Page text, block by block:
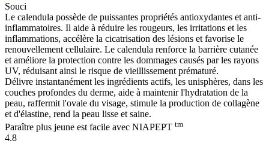
Souci
Le calendula possède de puissantes propriétés antioxydantes et anti-
inflammatoires. Il aide à réduire les rougeurs, les irritations et les
inflammations, accélère la cicatrisation des lésions et favorise le
renouvellement cellulaire. Le calendula renforce la barrière cutanée
et améliore la protection contre les dommages causés par les rayons
UV, réduisant ainsi le risque de vieillissement prématuré.
Délivre instantanément les ingrédients actifs, les unisphères, dans les
couches profondes du derme, aide à maintenir l'hydratation de la
peau, raffermit l'ovale du visage, stimule la production de collagène
et d'élastine, rend la peau lisse et saine.
Paraître plus jeune est facile avec NIAPEPT tm
4.8